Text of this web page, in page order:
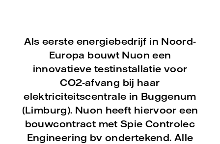
Als eerste energiebedrijf in Noord-
Europa bouwt Nuon een
innovatieve testinstallatie voor
CO2-afvang bij haar
elektriciteitscentrale in Buggenum
(Limburg). Nuon heeft hiervoor een
bouwcontract met Spie Controlec
Engineering bv ondertekend. Alle